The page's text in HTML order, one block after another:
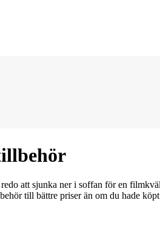
att sjunka ner i soffan för en
till bättre priser än om du hade